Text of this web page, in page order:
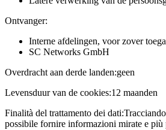
Ontvanger:
Interne afdelingen, voor zover
SC Networks GmbH
Overdracht aan derde landen:geen
Levensduur van de cookies:12 maanden
Finalità del trattamento dei dati:
possibile fornire informazioni mirate e più